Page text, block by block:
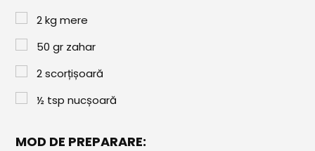
Rețete Vegetariene
Salate
Sandwichuri și Wraps
2 kg mere
50 gr zahar
2 scorțișoară
½ tsp nucșoară
MOD DE PREPARARE: